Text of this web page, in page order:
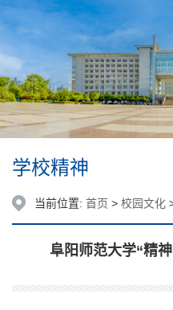
学校精神
当前位置: 首页 > 校园文化
阜阳师范大学“精